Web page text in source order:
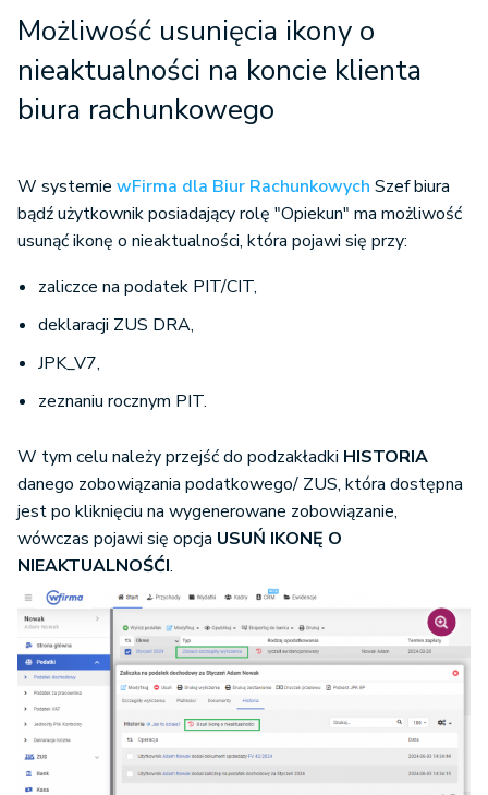
Możliwość usunięcia ikony o
nieaktualności na koncie klienta
biura rachunkowego
W systemie wFirma dla Biur Rachunkowych Szef biura
bądź użytkownik posiadający rolę "Opiekun" ma możliwość
usunąć ikonę o nieaktualności, która pojawi się przy:
zaliczce na podatek PIT/CIT,
deklaracji ZUS DRA,
JPK_V7,
zeznaniu rocznym PIT.
W tym celu należy przejść do podzakładki HISTORIA
danego zobowiązania podatkowego/ ZUS, która dostępna
jest po kliknięciu na wygenerowane zobowiązanie,
wówczas pojawi się opcja USUŃ IKONĘ O
NIEAKTUALNOŚĆI.